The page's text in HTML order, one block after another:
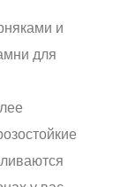
и
для